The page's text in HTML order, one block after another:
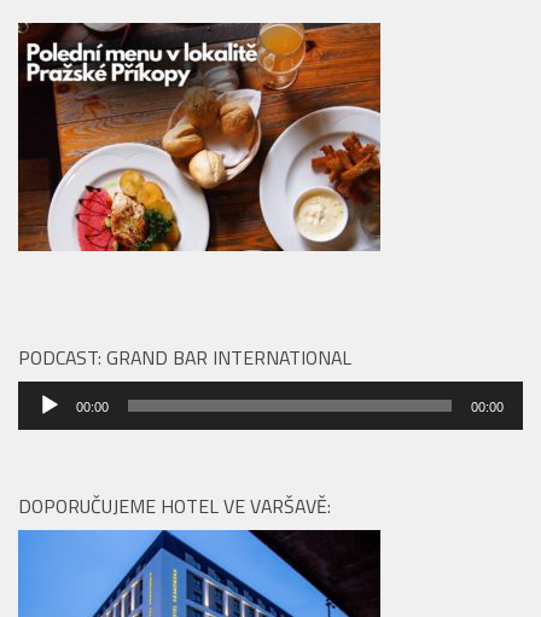
PODCAST: GRAND BAR INTERNATIONAL
Audio
přehrávač
00:00 00:00
DOPORUČUJEME HOTEL VE VARŠAVĚ: